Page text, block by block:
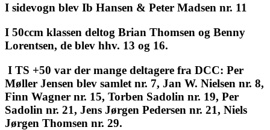
I sidevogn blev Ib Hansen & Peter Madsen nr. 11
I 50ccm klassen deltog Brian Thomsen og Benny
Lorentsen, de blev hhv. 13 og 16.
I TS +50 var der mange deltagere fra DCC: Per
Møller Jensen blev samlet nr. 7, Jan W. Nielsen nr. 8,
Finn Wagner nr. 15, Torben Sadolin nr. 19, Per
Sadolin nr. 21, Jens Jørgen Pedersen nr. 21, Niels
Jørgen Thomsen nr. 29.